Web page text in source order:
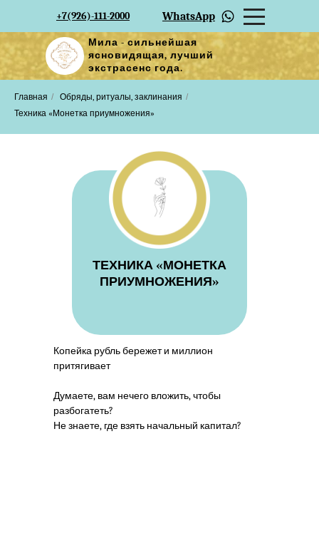
Мила - сильнейшая
ясновидящая, лучший
экстрасенс года.
+7(926)-111-2000 WhatsApp
Главная / Обряды, ритуалы, заклинания /
Техника «Монетка приумножения»
Копейка рубль бережет и миллион
притягивает
Думаете, вам нечего вложить, чтобы
разбогатеть?
Не знаете, где взять начальный капитал?
ТЕХНИКА «МОНЕТКА
ПРИУМНОЖЕНИЯ»